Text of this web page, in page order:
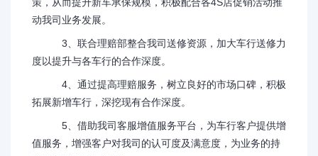
动我司业务发展。
3、联合理赔部整合我司送修资源，加大车行送修力
度以提升与各车行的合作深度。
4、通过提高理赔服务，树立良好的市场口碑，积极
拓展新增车行，深挖现有合作深度。
5、借助我司客服增值服务平台，为车行客户提供增
值服务，增强客户对我司的认可度及满意度，为业务的持